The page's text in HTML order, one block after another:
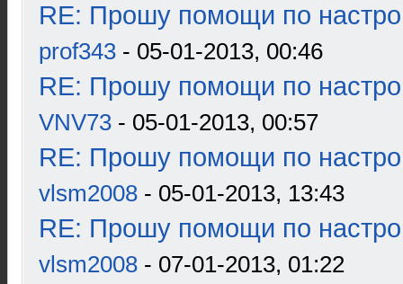
RE: Прошу помощи по
prof343 - 05-01-2013, 00:46
RE: Прошу помощи по
VNV73 - 05-01-2013, 00:57
RE: Прошу помощи по
vlsm2008 - 05-01-2013, 13:43
RE: Прошу помощи по
vlsm2008 - 07-01-2013, 01:22